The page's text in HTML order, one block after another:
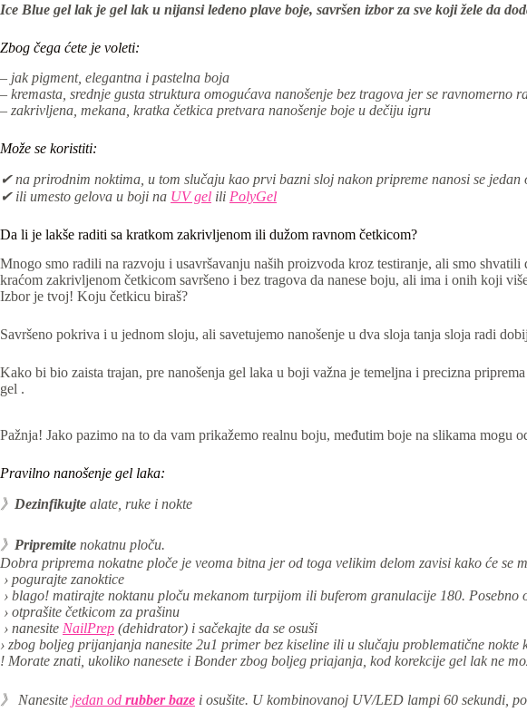
Ice Blue gel lak je gel lak u nijansi ledeno plave boje, savršen izbor za sve koji žele da
Zbog čega ćete je voleti:
– jak pigment, elegantna i pastelna boja
– kremasta, srednje gusta struktura omogućava nanošenje bez tragova jer se ravnomerno
– zakrivljena, mekana, kratka četkica pretvara nanošenje boje u dečiju igru
Može se koristiti:
✔ na prirodnim noktima, u tom slučaju kao prvi bazni sloj nakon pripreme nanosi se jedan
✔ ili umesto gelova u boji na UV gel ili PolyGel
Da li je lakše raditi sa kratkom zakrivljenom ili dužom ravnom četkicom?
Mnogo smo radili na razvoju i usavršavanju naših proizvoda kroz testiranje, ali smo
kraćom zakrivljenom četkicom savršeno i bez tragova da nanese boju, ali ima i onih koji
Izbor je tvoj! Koju četkicu biraš?
Savršeno pokriva i u jednom sloju, ali savetujemo nanošenje u dva sloja tanja sloja radi
Kako bi bio zaista trajan, pre nanošenja gel laka u boji važna je temeljna i precizna
gel .
Pažnja! Jako pazimo na to da vam prikažemo realnu boju, međutim boje na slikama
Pravilno nanošenje gel laka:
》 Dezinfikujte alate, ruke i nokte
》 Pripremite nokatnu ploču.
Dobra priprema nokatne ploče je veoma bitna jer od toga velikim delom zavisi kako će se
› pogurajte zanoktice
› blago! matirajte noktanu ploču mekanom turpijom ili buferom granulacije 180. Posebno
› otprašite četkicom za prašinu
› nanesite NailPrep (dehidrator) i sačekajte da se osuši
› zbog boljeg prijanjanja nanesite 2u1 primer bez kiseline ili u slučaju problematične nokte
! Morate znati, ukoliko nanesete i Bonder zbog boljeg priajanja, kod korekcije gel lak ne
》 Nanesite jedan od rubber baze i osušite. U kombinovanoj UV/LED lampi 60 sekundi,